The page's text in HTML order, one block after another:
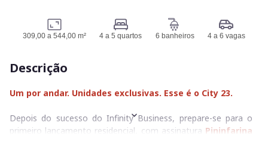
309,00 a 544,00 m² 4 a 5 quartos 6 banheiros 4 a 6 vagas
Descrição
Um por andar. Unidades exclusivas. Esse é o City 23.
Depois do sucesso do Infinity Business, prepare-se para o
primeiro lançamento residencial, com assinatura Pininfarina